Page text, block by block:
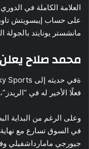
العلامة الكاملة في
مانشستر يونايتد بالجولة
محمد صلاح
فعلًا الأخير له في
وعلى الرغم من البداية
في السوق تسارع مع نهاية
جيورجي مامارداشفيلي